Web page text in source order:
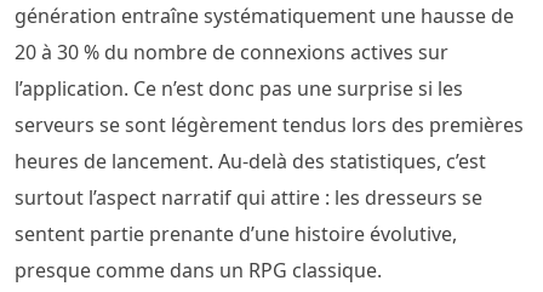
génération entraîne systématiquement une hausse de
20 à 30 % du nombre de connexions actives sur
l’application. Ce n’est donc pas une surprise si les
serveurs se sont légèrement tendus lors des premières
heures de lancement. Au-delà des statistiques, c’est
surtout l’aspect narratif qui attire : les dresseurs se
sentent partie prenante d’une histoire évolutive,
presque comme dans un RPG classique.